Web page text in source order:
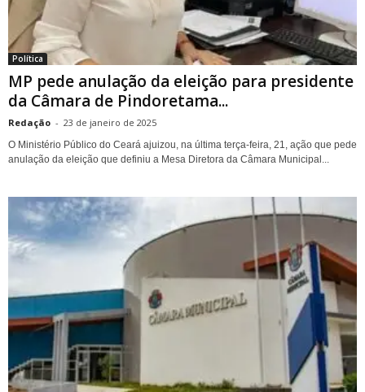
Política
MP pede anulação da eleição para presidente
da Câmara de Pindoretama...
Redação - 23 de janeiro de 2025
O Ministério Público do Ceará ajuizou, na última terça-feira, 21, ação que pede
anulação da eleição que definiu a Mesa Diretora da Câmara Municipal...